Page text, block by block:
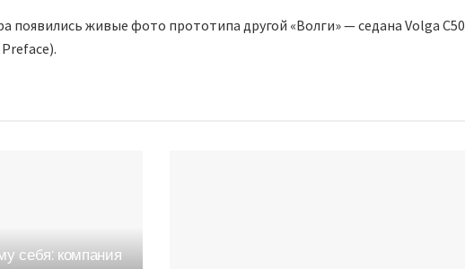
появились живые фото прототипа другой «Волги» — седана Volga C50
себя: компания